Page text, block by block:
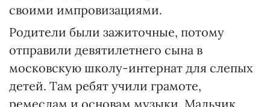
своими импровизациями.
Родители были зажиточные, потому
отправили девятилетнего сына в
московскую школу-интернат для слепых
детей. Там ребят учили грамоте,
ремеслам и основам музыки. Мальчик,